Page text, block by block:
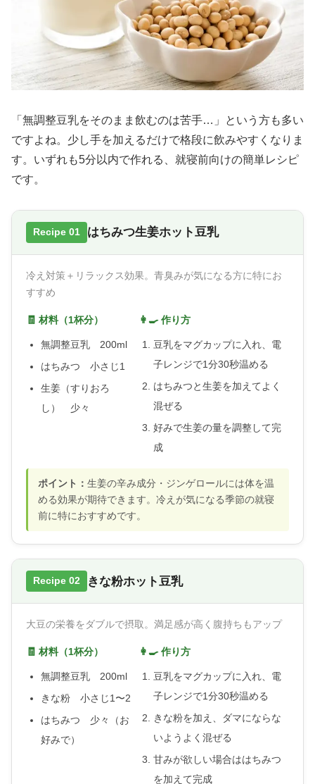
「無調整豆乳をそのまま飲むのは苦手…」という方も多い
ですよね。少し手を加えるだけで格段に飲みやすくなりま
す。いずれも5分以内で作れる、就寝前向けの簡単レシピ
です。
Recipe 01 はちみつ生姜ホット豆乳
冷え対策＋リラックス効果。青臭みが気になる方に特にお
すすめ
🧾 材料（1杯分）
無調整豆乳 200ml
はちみつ 小さじ1
生姜（すりおろ
し） 少々
👩‍🍳 作り方
豆乳をマグカップに入れ、電
子レンジで1分30秒温める
はちみつと生姜を加えてよく
混ぜる
好みで生姜の量を調整して完
成
ポイント： 生姜の辛み成分・ジンゲロールには体を温
める効果が期待できます。冷えが気になる季節の就寝
前に特におすすめです。
Recipe 02 きな粉ホット豆乳
大豆の栄養をダブルで摂取。満足感が高く腹持ちもアップ
🧾 材料（1杯分）
無調整豆乳 200ml
きな粉 小さじ1〜2
はちみつ 少々（お
好みで）
👩‍🍳 作り方
豆乳をマグカップに入れ、電
子レンジで1分30秒温める
きな粉を加え、ダマにならな
いようよく混ぜる
甘みが欲しい場合ははちみつ
を加えて完成